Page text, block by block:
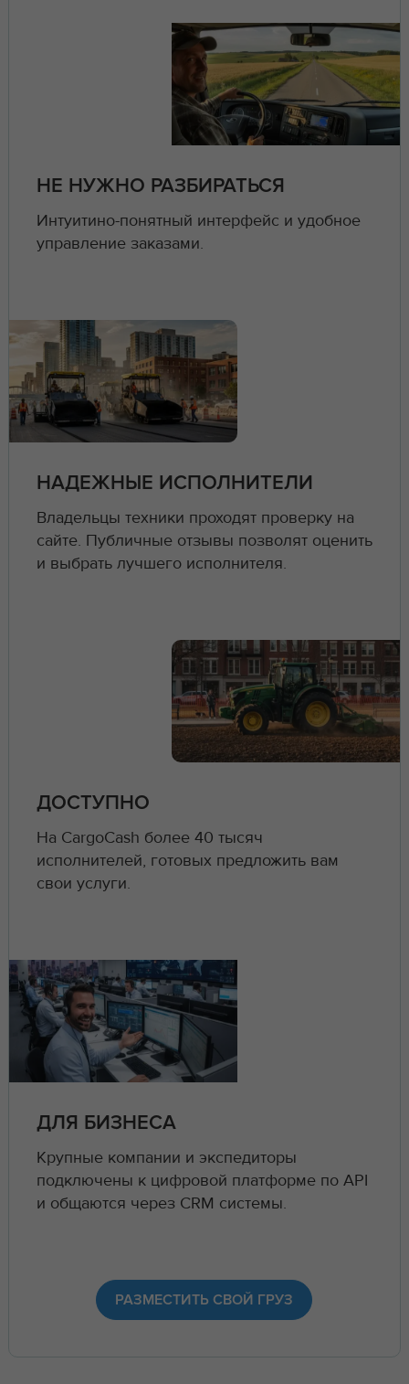
НЕ НУЖНО РАЗБИРАТЬСЯ
Интуитино-понятный интерфейс и удобное
управление заказами.
НАДЕЖНЫЕ ИСПОЛНИТЕЛИ
Владельцы техники проходят проверку на
сайте. Публичные отзывы позволят оценить
и выбрать лучшего исполнителя.
ДОСТУПНО
На CargoCash более 40 тысяч
исполнителей, готовых предложить вам
свои услуги.
ДЛЯ БИЗНЕСА
Крупные компании и экспедиторы
подключены к цифровой платформе по API
и общаются через CRM системы.
РАЗМЕСТИТЬ СВОЙ ГРУЗ